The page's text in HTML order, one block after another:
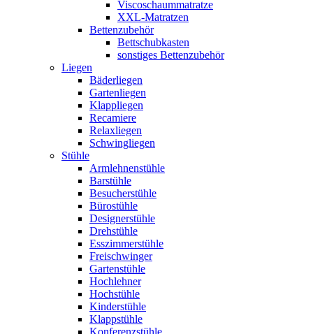
Viscoschaummatratze
XXL-Matratzen
Bettenzubehör
Bettschubkasten
sonstiges Bettenzubehör
Liegen
Bäderliegen
Gartenliegen
Klappliegen
Recamiere
Relaxliegen
Schwingliegen
Stühle
Armlehnenstühle
Barstühle
Besucherstühle
Bürostühle
Designerstühle
Drehstühle
Esszimmerstühle
Freischwinger
Gartenstühle
Hochlehner
Hochstühle
Kinderstühle
Klappstühle
Konferenzstühle